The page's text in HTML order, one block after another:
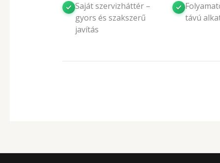
Saját szervizháttér –
gyors és szakszerű
javítás
távú